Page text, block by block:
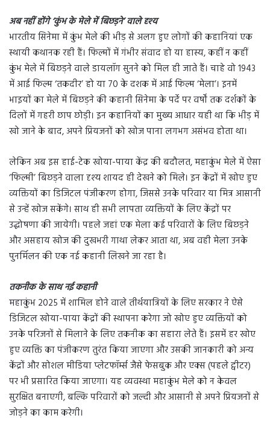
अब नहीं होंगे ‘कुंभ के मेले में बिछड़ने’ वाले दृश्य
भारतीय सिनेमा में कुंभ मेले की भीड़ से अलग हुए लोगों की कहानियां एक
स्थायी कथानक रही हैं। फिल्मों में गंभीर संवाद हो या हास्य, कहीं न कहीं
कुंभ मेले में बिछड़ने वाले डायलॉग सुनने को मिल ही जाते हैं। चाहे वो 1943
में आई फिल्म ‘तकदीर’ हो या 70 के दशक में आई फिल्म ‘मेला’। इनमें
भाइयों का मेले में बिछड़ने की कहानी सिनेमा के पर्दे पर वर्षों तक दर्शकों के
दिलों में गहरी छाप छोड़ी। इन कहानियों का मुख्य आधार यही था कि भीड़ में
खो जाने के बाद, अपने प्रियजनों को खोज पाना लगभग असंभव होता था।
लेकिन अब इस हाई-टेक खोया-पाया केंद्र की बदौलत, महाकुंभ मेले में ऐसा
‘फिल्मी’ बिछड़ने वाला दृश्य शायद ही देखने को मिले। इन केंद्रों में खोए हुए
व्यक्तियों का डिजिटल पंजीकरण होगा, जिससे उनके परिवार या मित्र आसानी
से उन्हें खोज सकेंगे। साथ ही सभी लापता व्यक्तियों के लिए केंद्रों पर
उद्घोषणा की जायेगी। पहले जहां एक मेला कई परिवारों के लिए बिछड़ने
और असहाय खोज की दुखभरी गाथा लेकर आता था, अब वही मेला उनके
पुनर्मिलन की एक नई कहानी लिखने जा रहा है।
तकनीक के साथ नई कहानी
महाकुंभ 2025 में शामिल होने वाले तीर्थयात्रियों के लिए सरकार ने ऐसे
डिजिटल खोया-पाया केंद्रों की स्थापना करेगा जो खोए हुए व्यक्तियों को
उनके परिजनों से मिलाने के लिए तकनीक का सहारा लेते हैं। इसमें हर खोए
हुए व्यक्ति का पंजीकरण तुरंत किया जाएगा और उसकी जानकारी को अन्य
केंद्रों और सोशल मीडिया प्लेटफॉर्म्स जैसे फेसबुक और एक्स (पहले ट्वीटर)
पर भी प्रसारित किया जाएगा। यह व्यवस्था महाकुंभ मेले को न केवल
सुरक्षित बनाएगी, बल्कि परिवारों को जल्दी और आसानी से अपने प्रियजनों से
जोड़ने का काम करेगी।